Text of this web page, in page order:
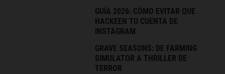
GUÍA 2026: CÓMO EVITAR QUE
HACKEEN TU CUENTA DE
INSTAGRAM
GRAVE SEASONS: DE FARMING
SIMULATOR A THRILLER DE
TERROR